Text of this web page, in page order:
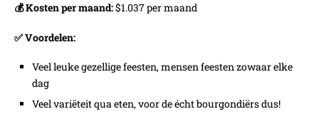
💰 Kosten per maand:$1.037 per maand
✅ Voordelen:
Veel leuke gezellige feesten, mensen feesten zowaar elke
dag
Veel variëteit qua eten, voor de écht bourgondiërs dus!